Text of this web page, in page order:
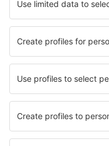
Transfery
Sportovní události
Přečtěte si více
Garance nejnižší ceny
Mobilní aplikace
Letecké společnosti
Ryanair
Wizz Air